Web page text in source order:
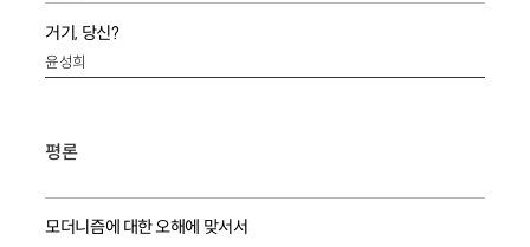
거기, 당신?
윤성희
평론
모더니즘에 대한 오해에 맞서서